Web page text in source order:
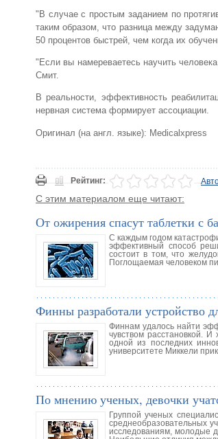
"В случае с простым заданием по
таким образом, что разница между
50 процентов быстрей, чем когда их
"Если вы намереваетесь научить
Смит.
В реальности, эффективность
нервная система формирует ассоциации.
Оригинал (на англ. языке): Medicalxpress
Рейтинг:
С этим материалом еще читают:
От ожирения спасут таблетки с
С каждым годом
эффективный способ
состоит в том, что
Поглощаемая человеком
Финны разработали устройство
Финнам удалось найти
чувством расстановкой.
одной из последних
университете Миккели
По мнению ученых, девочки
Группой ученых
среднеобразовательных
исследованиям, молодые